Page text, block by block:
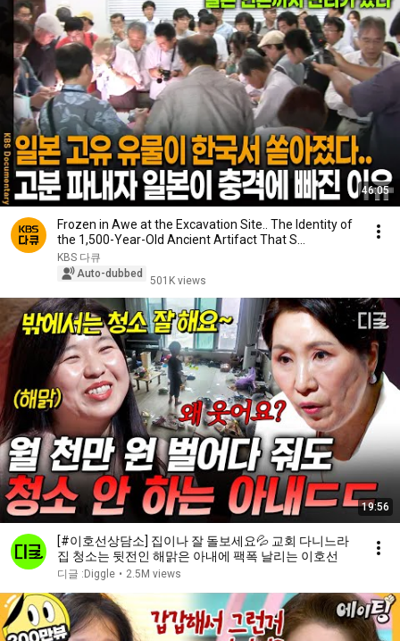
46:05
Frozen in Awe at the Excavation Site.. The Identity of
the 1,500-Year-Old Ancient Artifact That S...
KBS 다큐
Auto-dubbed
501K views
19:56
[#이호선상담소] 집이나 잘 돌보세요💦 교회 다니느라
집 청소는 뒷전인 해맑은 아내에 팩폭 날리는 이호선
디글 :Diggle • 2.5M views